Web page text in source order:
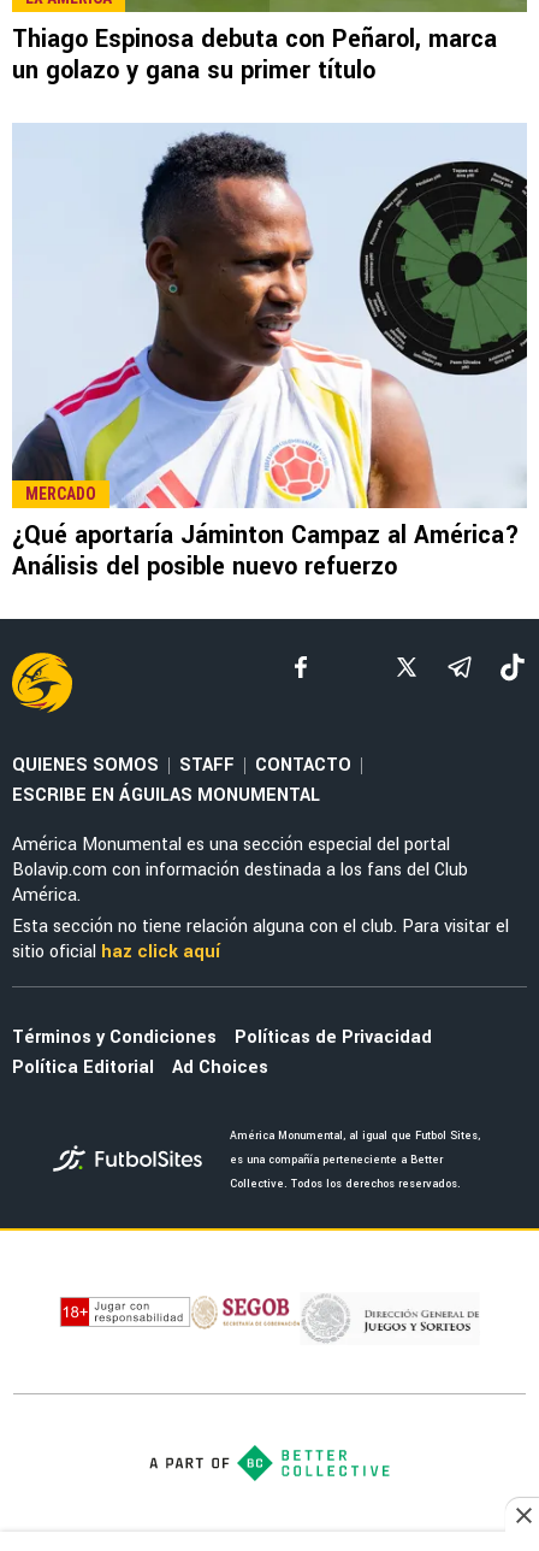
LEE TAMBIÉN
MERCADO
El enorme esfuerzo que está haciendo
Jáminton Campaz para llegar al América
FUERZAS BÁSICAS
joya de las Águilas en categorías inferiores